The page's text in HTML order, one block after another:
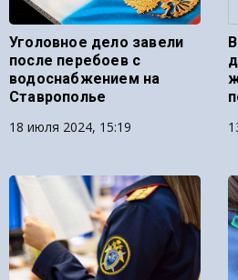
Уголовное дело завели
после перебоев с
водоснабжением на
Ставрополье
18 июля 2024, 15:19